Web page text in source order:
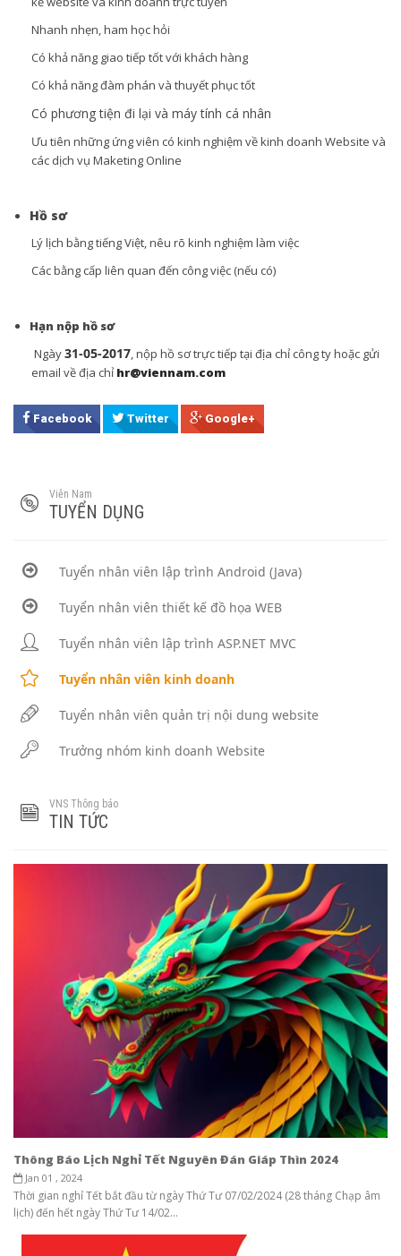
Nhanh nhẹn, ham học hỏi
Có khả năng giao tiếp tốt với khách hàng
Có khả năng đàm phán và thuyết phục tốt
Có phương tiện đi lại và máy tính cá nhân
Ưu tiên những ứng viên có kinh nghiệm về kinh doanh Website và
các dịch vụ Maketing Online
Hồ sơ
Lý lịch bằng tiếng Việt, nêu rõ kinh nghiệm làm việc
Các bằng cấp liên quan đến công việc (nếu có)
Hạn nộp hồ sơ
Ngày31-05-2017, nộp hồ sơ trực tiếp tại địa chỉ công ty hoặc gửi
email về địa chỉ hr@viennam.com
Facebook Twitter Google+
Viễn Nam
TUYỂN DỤNG
Tuyển nhân viên lập trình Android (Java)
Tuyển nhân viên thiết kế đồ họa WEB
Tuyển nhân viên lập trình ASP.NET MVC
Tuyển nhân viên kinh doanh
Tuyển nhân viên quản trị nội dung website
Trưởng nhóm kinh doanh Website
VNS Thông báo
TIN TỨC
Thông Báo Lịch Nghỉ Tết Nguyên Đán Giáp Thìn 2024
Jan 01 , 2024
Thời gian nghỉ Tết bắt đầu từ ngày Thứ Tư 07/02/2024 (28 tháng Chạp âm
lịch) đến hết ngày Thứ Tư 14/02...